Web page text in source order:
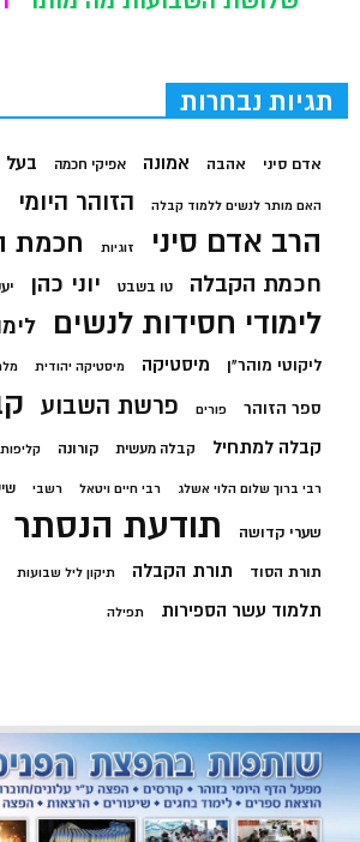
תגיות נבחרות
אדם סיני אהבה אמונה אפיקי חכמה בעל
האם מותר לנשים ללמוד קבלה הזוהר היומי
הרב אדם סיני זוגיות חכמת
חכמת הקבלה טו בשבט יוני כהן
לימודי חסידות לנשים
ליקוטי מוהר"ן מיסטיקה מיסטיקה יהודית
ספר הזוהר פורים פרשת השבוע
קבלה למתחיל קבלה מעשית קורונה קליפות
רבי ברוך שלום הלוי אשלג רבי חיים ויטאל רשבי
שערי קדושה תודעת הנסתר
תורת הסוד תורת הקבלה תיקון ליל שבועות
תלמוד עשר הספירות תפילה